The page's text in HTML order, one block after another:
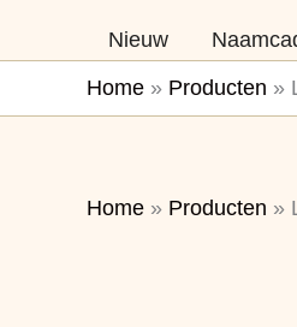
Nieuw
Home » Producten »
Home » Producten »